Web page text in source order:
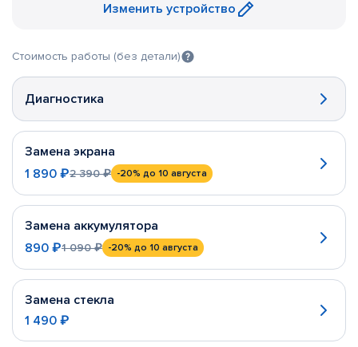
Изменить устройство
Стоимость работы (без детали)
Диагностика
Замена экрана
1 890 ₽2 390 ₽ -20% до 10 августа
Замена аккумулятора
890 ₽1 090 ₽ -20% до 10 августа
Замена стекла
1 490 ₽